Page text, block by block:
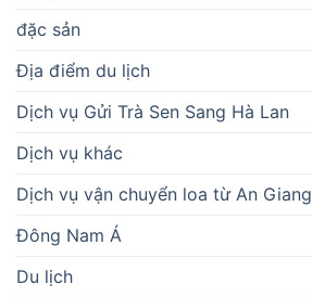
đặc sản
Địa điểm du lịch
Dịch vụ Gửi Trà Sen Sang Hà Lan
Dịch vụ khác
Dịch vụ vận chuyển loa từ An
Đông Nam Á
Du lịch